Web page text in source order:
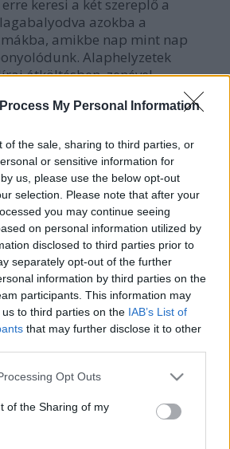
My Personal Information
of the sale, sharing to third parties, or
or sensitive information for
us, please use the below opt-out
selection. Please note that after your
you may continue seeing
on personal information utilized by
disclosed to third parties prior to
separately opt-out of the further
information by third parties on the
participants. This information may
to third parties on the IAB’s List of
that may further disclose it to other
website/app uses one or more Google
or usage behaviour. You may click to
to Google and its third-party tags to
specified purposes in below Google
Opt Outs
of the Sharing of my
keresi a két szereplő a
azokba a
amikbe nap mint nap
Alaphelyzetek
átköltésben, zenével
mint szórakoznunk a
ötleteken és párbeszédeken és
mi is ezeket a szerepeket
szeretsz?, Gubancok
Tasnády Attila) c. műveiből
Kriszta
Mókus
Balázs
(hegedű, billentyű,